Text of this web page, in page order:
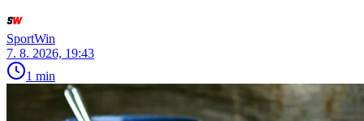
SportWin
7. 8. 2026, 19:43
1 min